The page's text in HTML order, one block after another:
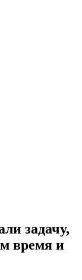
задачу,
время и